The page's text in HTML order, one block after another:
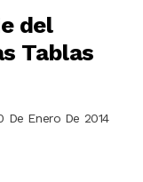
del
Tablas
De Enero De 2014